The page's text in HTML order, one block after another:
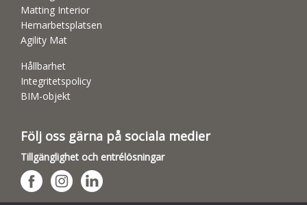
Matting Interior
Hemarbetsplatsen
Agility Mat
Hållbarhet
Integritetspolicy
BIM-objekt
Följ oss gärna på sociala medier
Tillgänglighet och entrélösningar